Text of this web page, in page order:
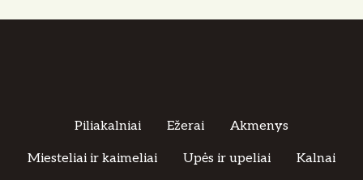
Piliakalniai Ežerai Akmenys
Miesteliai ir kaimeliai Upės ir upeliai Kalnai